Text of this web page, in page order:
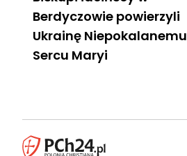
Berdyczowie powierzyli
Ukrainę Niepokalanemu
Sercu Maryi